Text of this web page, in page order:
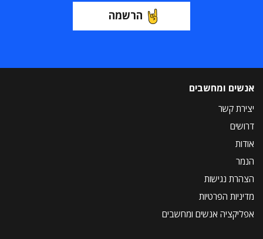
הרשמה
אנשים ומחשבים
יצירת קשר
דרושים
אודות
הנמר
הצהרת נגישות
מדיניות הפרטיות
אפליקציה אנשים ומחשבים